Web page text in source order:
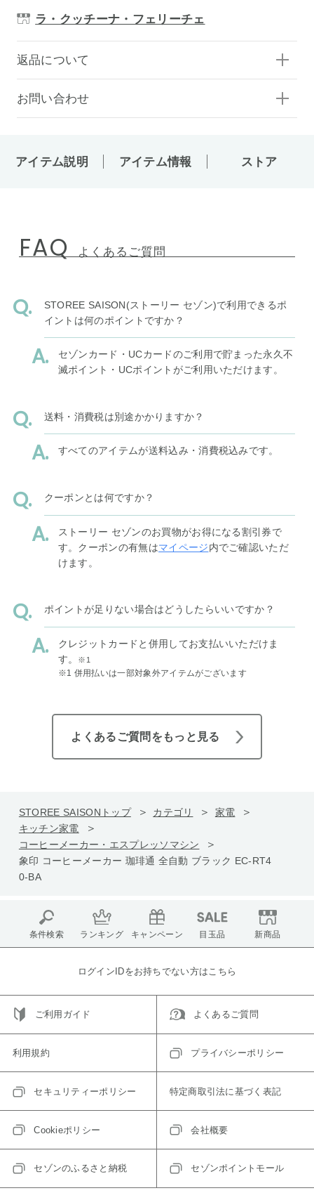
ラ・クッチーナ・フェリーチェ
返品について
お問い合わせ
アイテム説明 アイテム情報 ストア
FAQ よくあるご質問
STOREE SAISON(ストーリー セゾン)で利用できるポ
イントは何のポイントですか？
セゾンカード・UCカードのご利用で貯まった永久不
滅ポイント・UCポイントがご利用いただけます。
送料・消費税は別途かかりますか？
すべてのアイテムが送料込み・消費税込みです。
クーポンとは何ですか？
ストーリー セゾンのお買物がお得になる割引券で
す。クーポンの有無はマイページ内でご確認いただ
けます。
ポイントが足りない場合はどうしたらいいですか？
クレジットカードと併用してお支払いいただけま
す。
※1
※1 併用払いは一部対象外アイテムがございます
よくあるご質問をもっと見る
STOREE SAISONトップ カテゴリ
家電
キッチン家電
コーヒーメーカー・エスプレッソマシン
象印 コーヒーメーカー 珈琲通 全自動 ブラック EC-RT4
0-BA
条件検索 ランキング キャンペーン 目玉品 新商品
ログインIDをお持ちでない方はこちら
ご利用ガイド よくあるご質問
利用規約 プライバシーポリシー
セキュリティーポリシー 特定商取引法に基づく表記
Cookieポリシー 会社概要
セゾンのふるさと納税 セゾンポイントモール